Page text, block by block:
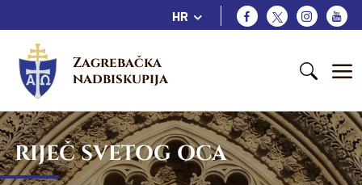
HR
Zagrebačka
nadbiskupija
RIJEČ SVETOG OCA